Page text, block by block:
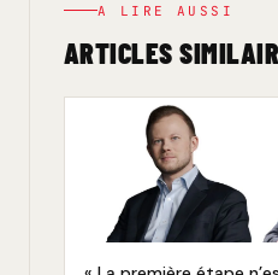
A LIRE AUSSI
ARTICLES